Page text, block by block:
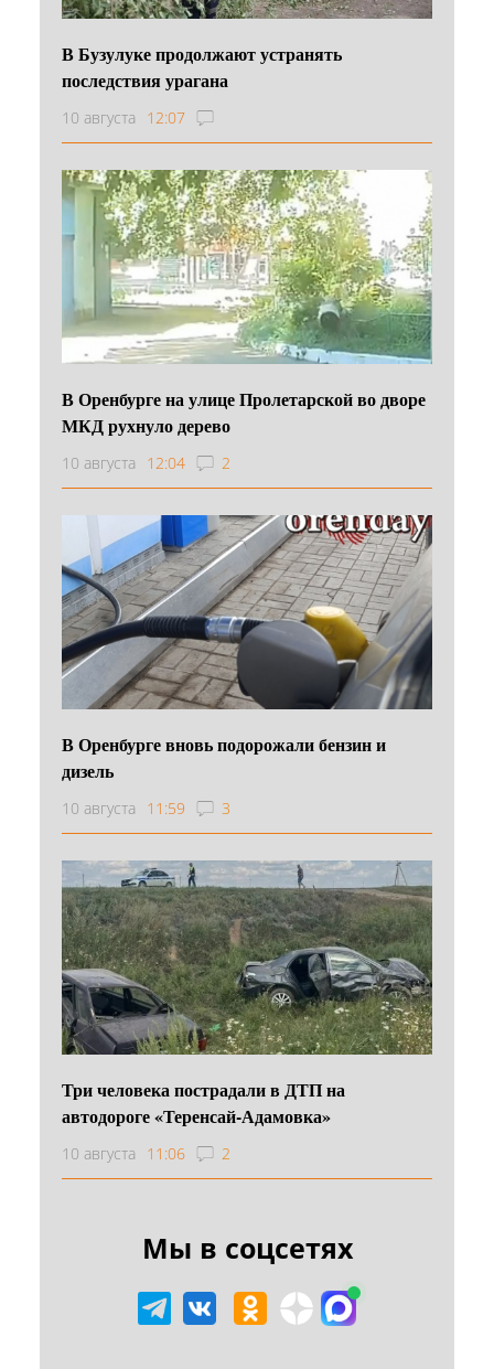
В Бузулуке продолжают устранять
последствия урагана
10 августа 12:07
В Оренбурге на улице Пролетарской во дворе
МКД рухнуло дерево
10 августа 12:04 2
В Оренбурге вновь подорожали бензин и
дизель
10 августа 11:59 3
Три человека пострадали в ДТП на
автодороге «Теренсай-Адамовка»
10 августа 11:06 2
Мы в соцсетях